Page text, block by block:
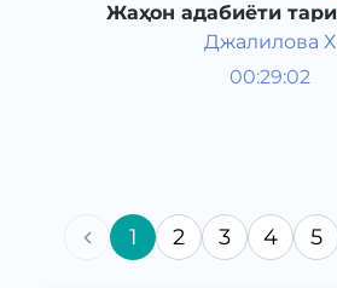
Жаҳон адабиёти
Ғарбий Европада
адабиёти.
Джалилова Х
00:29:02
Жаҳон адабиёти
1 2 3 4 5